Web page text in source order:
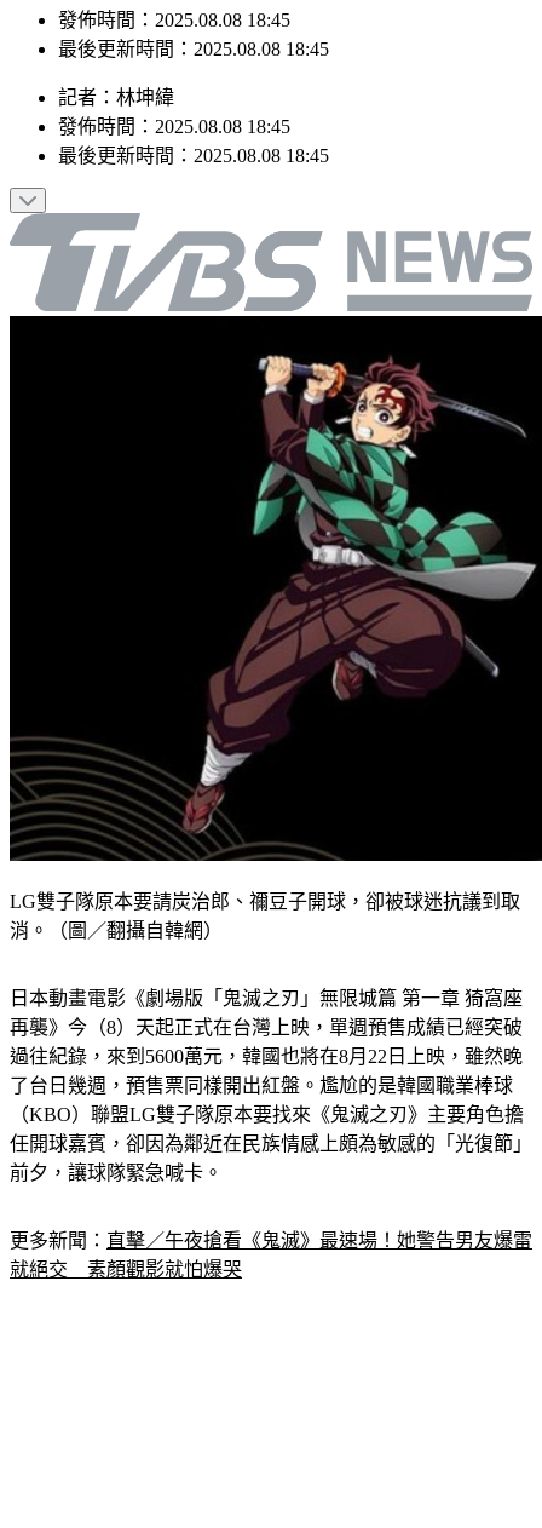
記者：林坤緯
發佈時間：2025.08.08 18:45
記者：林坤緯
發佈時間：2025.08.08 18:45
LG雙子隊原本要請炭治郎、禰豆子開球，卻被球迷抗議到取
日本動畫電影《劇場版「鬼滅之刃」無限城篇 第一章 猗窩座
再襲》今（8）天起正式在台灣上映，單週預售成績已經突破
過往紀錄，來到5600萬元，韓國也將在8月22日上映，雖然晚
了台日幾週，預售票同樣開出紅盤。尷尬的是韓國職業棒球
（KBO）聯盟LG雙子隊原本要找來《鬼滅之刃》主要角色擔
任開球嘉賓，卻因為鄰近在民族情感上頗為敏感的「光復節」
更多新聞：直擊／午夜搶看《鬼滅》最速場！她警告男友爆雷